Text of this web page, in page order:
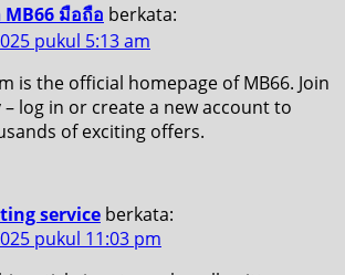
MB66 มือถือ berkata:
pukul 5:13 am
is the official homepage of MB66. Join
– log in or create a new account to
of exciting offers.
service berkata:
pukul 11:03 pm